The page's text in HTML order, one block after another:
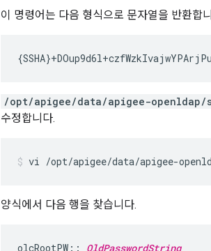
이 명령어는 다음 형식으로 문자열을 반환합
/opt/apigee/data/apigee-
수정합니다.
vi /opt/apigee/data/apigee-
양식에서 다음 행을 찾습니다.
olcRootPW:: OldPasswordString